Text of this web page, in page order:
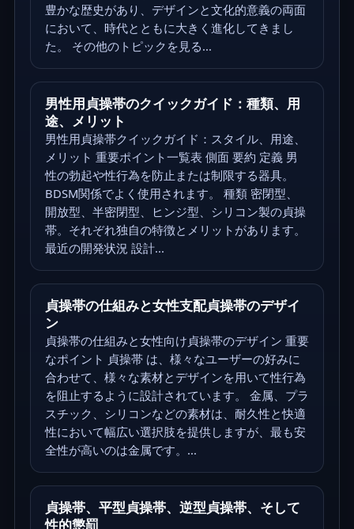
豊かな歴史があり、デザインと文化的意義の両面
において、時代とともに大きく進化してきまし
た。 その他のトピックを見る...
男性用貞操帯のクイックガイド：種類、用
途、メリット
男性用貞操帯クイックガイド：スタイル、用途、
メリット 重要ポイント一覧表 側面 要約 定義 男
性の勃起や性行為を防止または制限する器具。
BDSM関係でよく使用されます。 種類 密閉型、
開放型、半密閉型、ヒンジ型、シリコン製の貞操
帯。それぞれ独自の特徴とメリットがあります。
最近の開発状況 設計...
貞操帯の仕組みと女性支配貞操帯のデザイ
ン
貞操帯の仕組みと女性向け貞操帯のデザイン 重要
なポイント 貞操帯 は、様々なユーザーの好みに
合わせて、様々な素材とデザインを用いて性行為
を阻止するように設計されています。 金属、プラ
スチック、シリコンなどの素材は、耐久性と快適
性において幅広い選択肢を提供しますが、最も安
全性が高いのは金属です。...
貞操帯、平型貞操帯、逆型貞操帯、そして
性的懲罰